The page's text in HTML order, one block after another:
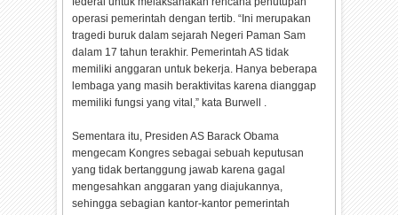
operasi pemerintah dengan tertib. “Ini merupakan
tragedi buruk dalam sejarah Negeri Paman Sam
dalam 17 tahun terakhir. Pemerintah AS tidak
memiliki anggaran untuk bekerja. Hanya beberapa
lembaga yang masih beraktivitas karena dianggap
memiliki fungsi yang vital,” kata Burwell .
Sementara itu, Presiden AS Barack Obama
mengecam Kongres sebagai sebuah keputusan
yang tidak bertanggung jawab karena gagal
mengesahkan anggaran yang diajukannya,
sehingga sebagian kantor-kantor pemerintah